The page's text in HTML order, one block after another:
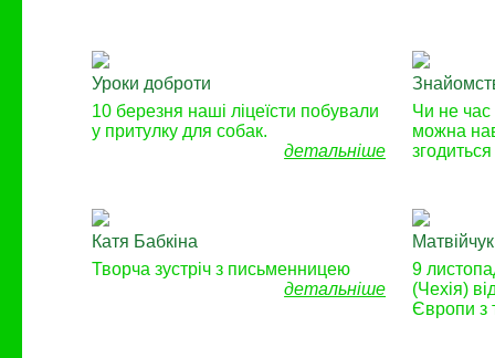
Уроки доброти
10 березня наші ліцеїсти побували
у притулку для собак.
детальніше
Чи не час
можна
Катя Бабкіна
Творча зустріч з письменницею
детальніше
9
(Чехія)
Європи з